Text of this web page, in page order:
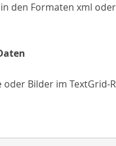
den Formaten xml
oder Bilder im